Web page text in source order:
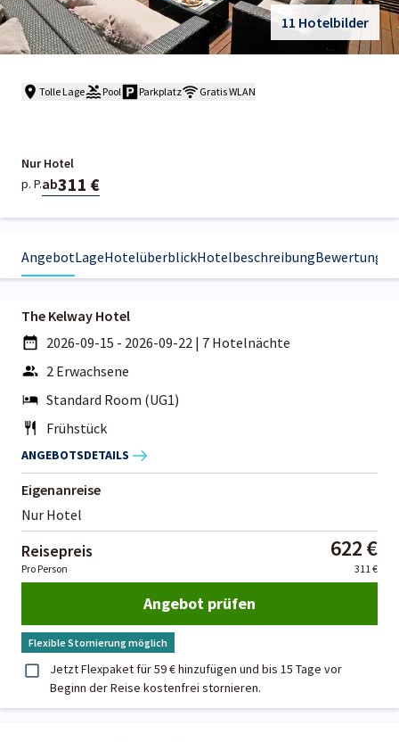
11 Hotelbilder
Tolle Lage Pool Parkplatz Gratis WLAN
Nur Hotel
p. P.ab311 €
AngebotLageHotelüberblickHotelbeschreibungBewertungen
The Kelway Hotel
2026-09-15 - 2026-09-22 | 7 Hotelnächte
2 Erwachsene
Standard Room (UG1)
Frühstück
ANGEBOTSDETAILS
Eigenanreise
Nur Hotel
Reisepreis 622 €
Pro Person 311 €
Angebot prüfen
Flexible Stornierung möglich
Jetzt Flexpaket für 59 € hinzufügen und bis 15 Tage vor
Beginn der Reise kostenfrei stornieren.